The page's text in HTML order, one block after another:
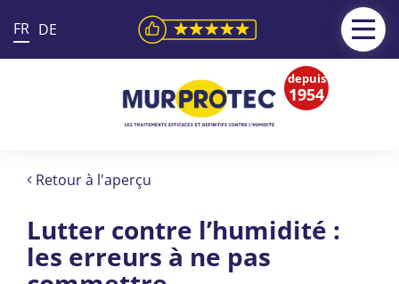
FR DE
depuis
1954
Retour à l'aperçu
Lutter contre l’humidité :
les erreurs à ne pas